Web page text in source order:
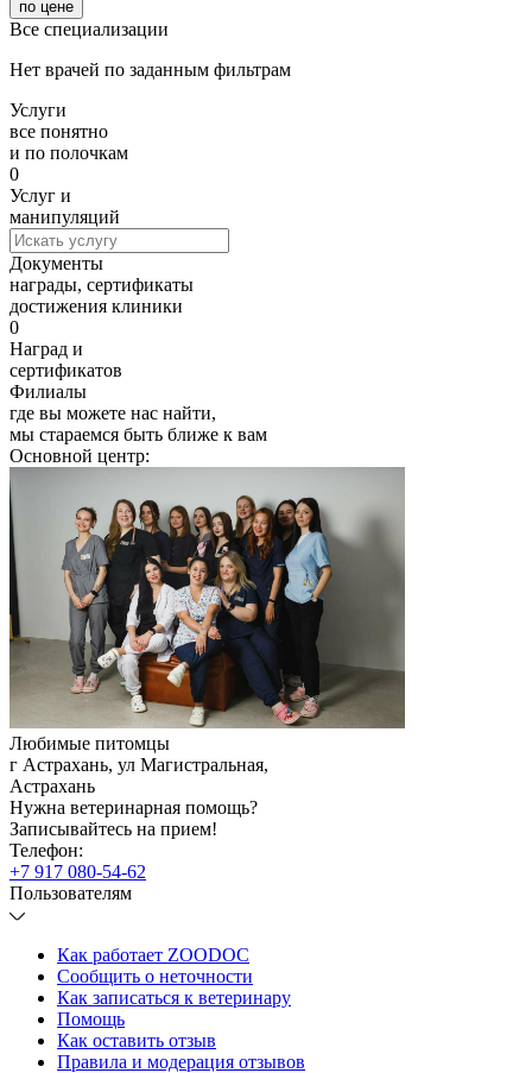
по цене
Все специализации
Нет врачей по заданным фильтрам
Услуги
все понятно
и по полочкам
0
Услуг и
манипуляций
Документы
награды, сертификаты
достижения клиники
0
Наград и
сертификатов
Филиалы
где вы можете нас найти,
мы стараемся быть ближе к вам
Основной центр:
Любимые питомцы
г Астрахань, ул Магистральная,
Астрахань
Нужна ветеринарная помощь?
Записывайтесь на прием!
Телефон:
+7 917 080-54-62
Пользователям
Как работает ZOODOC
Сообщить о неточности
Как записаться к ветеринару
Помощь
Как оставить отзыв
Правила и модерация отзывов